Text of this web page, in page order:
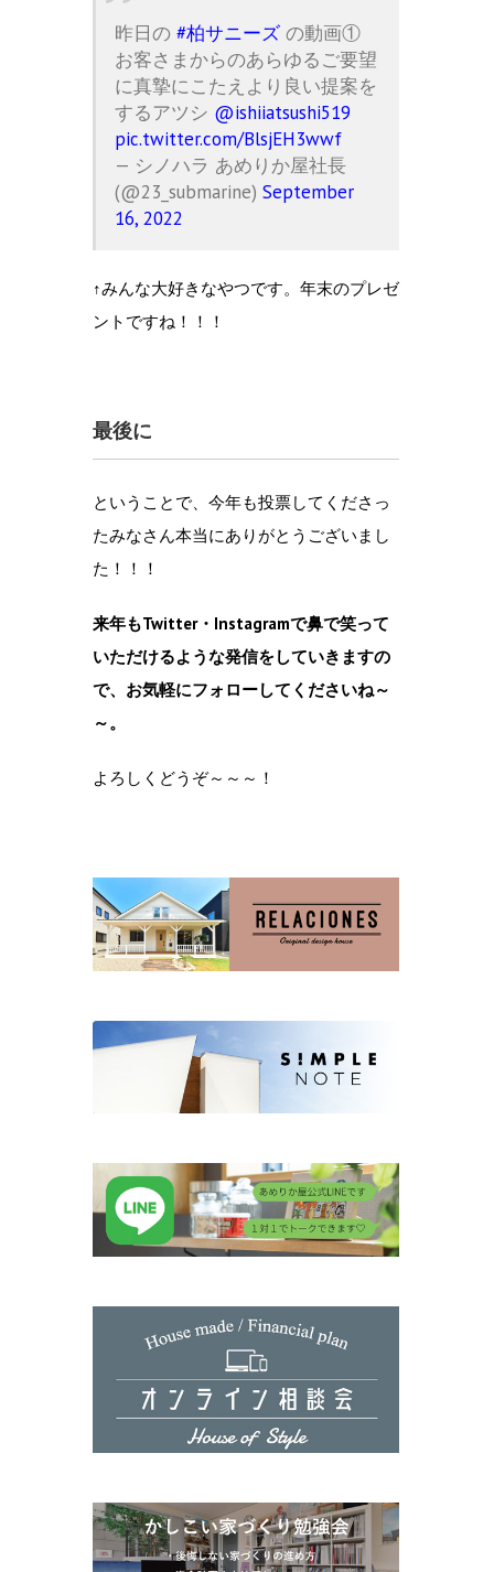
昨日の #柏サニーズ の動画①
お客さまからのあらゆるご要望
に真摯にこたえより良い提案を
するアツシ @ishiiatsushi519
pic.twitter.com/BlsjEH3wwf
— シノハラ あめりか屋社長
(@23_submarine) September
16, 2022
↑みんな大好きなやつです。年末のプレゼ
ントですね！！！
最後に
ということで、今年も投票してくださっ
たみなさん本当にありがとうございまし
た！！！
来年もTwitter・Instagramで鼻で笑って
いただけるような発信をしていきますの
で、お気軽にフォローしてくださいね～
～。
よろしくどうぞ～～～！